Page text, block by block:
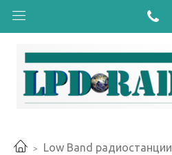
Low Band радиостанции